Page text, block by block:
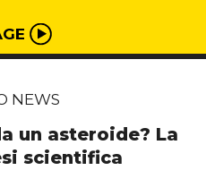
NEWS
un asteroide? La
scientifica